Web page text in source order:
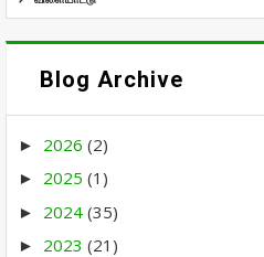
Blog Archive
► 2026 (2)
► 2025 (1)
► 2024 (35)
► 2023 (21)